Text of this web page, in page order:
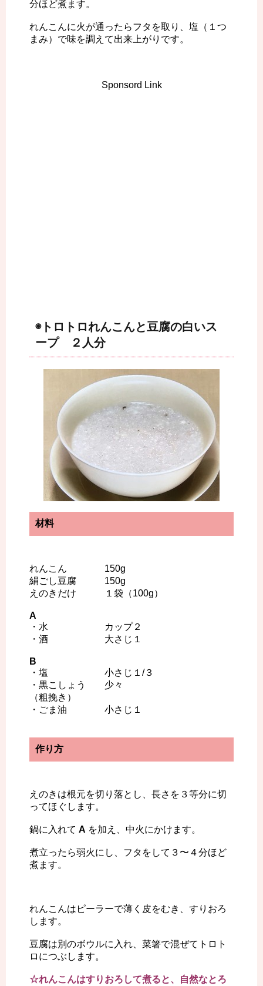
分ほど煮ます。
れんこんに火が通ったらフタを取り、塩（１つ
まみ）で味を調えて出来上がりです。
Sponsord Link
◉トロトロれんこんと豆腐の白いス
ープ ２人分
材料
れんこん 150g
絹ごし豆腐 150g
えのきだけ １袋（100g）
A
・水 カップ２
・酒 大さじ１
B
・塩 小さじ１/３
・黒こしょう 少々
（粗挽き）
・ごま油 小さじ１
作り方
えのきは根元を切り落とし、長さを３等分に切
ってほぐします。
鍋に入れて A を加え、中火にかけます。
煮立ったら弱火にし、フタをして３〜４分ほど
煮ます。
れんこんはピーラーで薄く皮をむき、すりおろ
します。
豆腐は別のボウルに入れ、菜箸で混ぜてトロト
ロにつぶします。
☆れんこんはすりおろして煮ると、自然なとろ